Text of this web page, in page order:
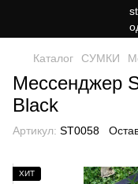
Каталог СУМКИ
Месcенджер
Black
Артикул: ST0058
ХИТ